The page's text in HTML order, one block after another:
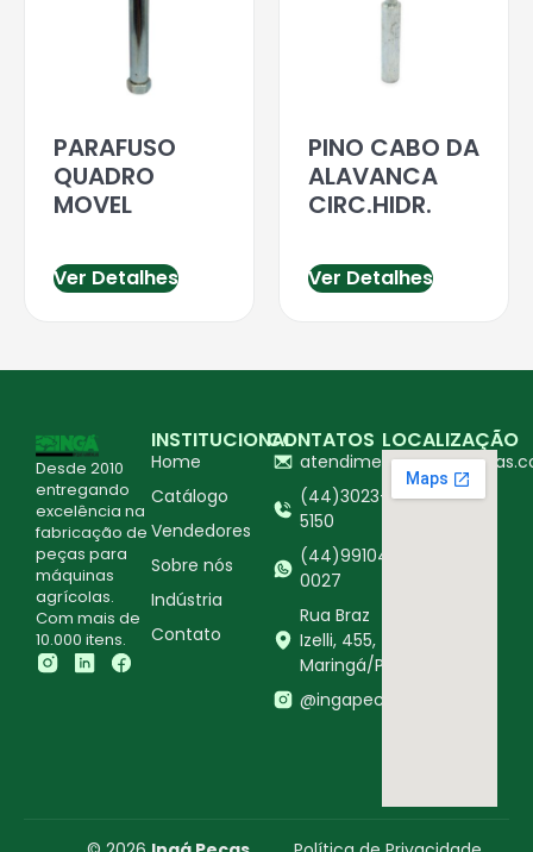
PARAFUSO
QUADRO
MOVEL
Ver Detalhes
PINO CABO DA
ALAVANCA
CIRC.HIDR.
Ver Detalhes
Desde 2010
entregando
excelência na
fabricação de
peças para
máquinas
agrícolas.
Com mais de
10.000 itens.
INSTITUCIONAL
Home
Catálogo
Vendedores
Sobre nós
Indústria
Contato
CONTATOS
(44)3023-
5150
(44)99104-
0027
Rua Braz
Izelli, 455,
Maringá/PR
@ingapecasagricolas
LOCALIZAÇÃO